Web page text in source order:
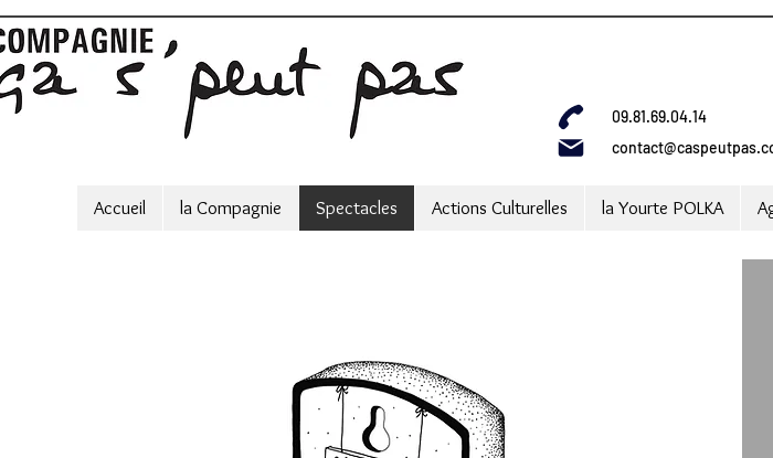
Accueil la Compagnie Spectacles Actions Culturelles la Yourte POLKA
09.81.69.04.14